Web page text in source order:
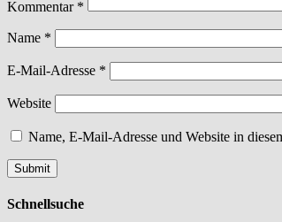
Kommentar *
Name *
E-Mail-Adresse *
Website
Name, E-Mail-Adresse und Website in
Schnellsuche